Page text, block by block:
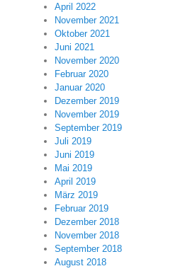
April 2022
November 2021
Oktober 2021
Juni 2021
November 2020
Februar 2020
Januar 2020
Dezember 2019
November 2019
September 2019
Juli 2019
Juni 2019
Mai 2019
April 2019
März 2019
Februar 2019
Dezember 2018
November 2018
September 2018
August 2018